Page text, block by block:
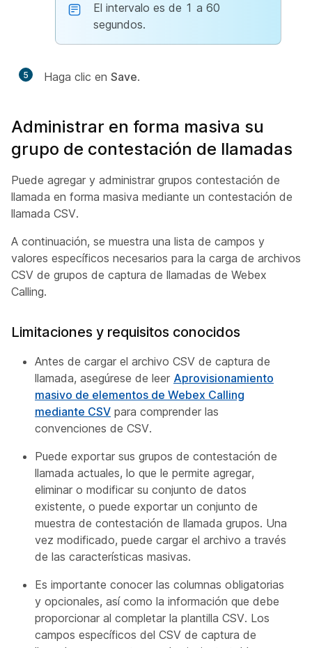
El intervalo es de 1 a 60
segundos.
5 Haga clic en Save.
Administrar en forma masiva su
grupo de contestación de llamadas
Puede agregar y administrar grupos contestación de
llamada en forma masiva mediante un contestación de
llamada CSV.
A continuación, se muestra una lista de campos y
valores específicos necesarios para la carga de archivos
CSV de grupos de captura de llamadas de Webex
Calling.
Limitaciones y requisitos conocidos
Antes de cargar el archivo CSV de captura de
llamada, asegúrese de leer Aprovisionamiento
masivo de elementos de Webex Calling
mediante CSV para comprender las
convenciones de CSV.
Puede exportar sus grupos de contestación de
llamada actuales, lo que le permite agregar,
eliminar o modificar su conjunto de datos
existente, o puede exportar un conjunto de
muestra de contestación de llamada grupos. Una
vez modificado, puede cargar el archivo a través
de las características masivas.
Es importante conocer las columnas obligatorias
y opcionales, así como la información que debe
proporcionar al completar la plantilla CSV. Los
campos específicos del CSV de captura de